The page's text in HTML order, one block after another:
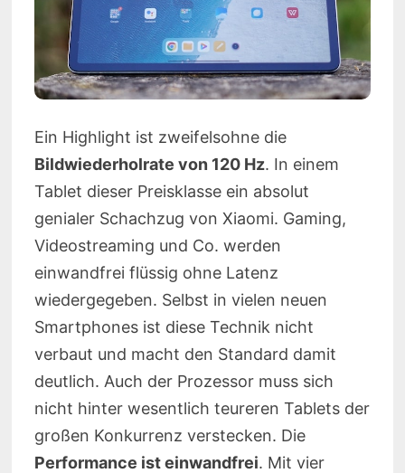
Ein Highlight ist zweifelsohne die
Bildwiederholrate von 120 Hz. In einem
Tablet dieser Preisklasse ein absolut
genialer Schachzug von Xiaomi. Gaming,
Videostreaming und Co. werden
einwandfrei flüssig ohne Latenz
wiedergegeben. Selbst in vielen neuen
Smartphones ist diese Technik nicht
verbaut und macht den Standard damit
deutlich. Auch der Prozessor muss sich
nicht hinter wesentlich teureren Tablets der
großen Konkurrenz verstecken. Die
Performance ist einwandfrei. Mit vier